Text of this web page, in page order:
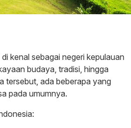
kenal sebagai negeri kepulauan
budaya, tradisi, hingga
tersebut, ada beberapa yang
pada umumnya.